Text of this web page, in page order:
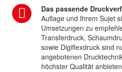
Das passende
Auflage und Ihrem Sujet
Umsetzungen zu
Transferdruck,
sowie Digiflexdruck sind
angebotenen
höchster Qualität